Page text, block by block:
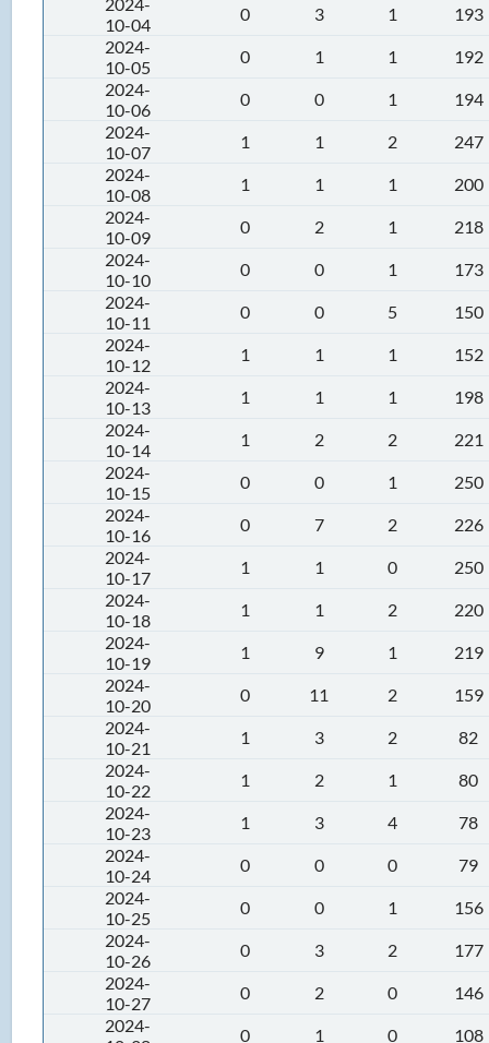
10-04
0 3 1
193
2024-
10-05
0 1 1
192
2024-
10-06
0 0 1
194
2024-
10-07
1 1 2
247
2024-
10-08
1 1 1
200
2024-
10-09
0 2 1
218
2024-
10-10
0 0 1
173
2024-
10-11
0 0 5
150
2024-
10-12
1 1 1
152
2024-
10-13
1 1 1
198
2024-
10-14
1 2 2
221
2024-
10-15
0 0 1
250
2024-
10-16
0 7 2
226
2024-
10-17
1 1 0
250
2024-
10-18
1 1 2
220
2024-
10-19
1 9 1
219
2024-
10-20
0 11 2
159
2024-
10-21
1 3 2
82
2024-
10-22
1 2 1
80
2024-
10-23
1 3 4
78
2024-
10-24
0 0 0
79
2024-
10-25
0 0 1
156
2024-
10-26
0 3 2
177
2024-
10-27
0 2 0
146
2024-
0 1 0
108